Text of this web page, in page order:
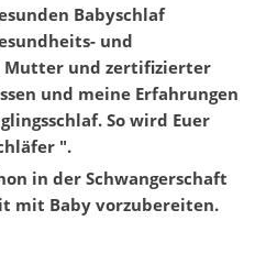
Babyschlaf
und
Mutter und zertifizierter
und meine Erfahrungen
So wird Euer
".
in der Schwangerschaft
mit Baby vorzubereiten.